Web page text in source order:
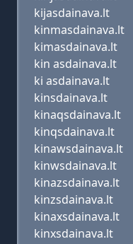
kijasdainava.lt
kinmasdainava.lt
kimasdainava.lt
kin asdainava.lt
ki asdainava.lt
kinsdainava.lt
kinaqsdainava.lt
kinqsdainava.lt
kinawsdainava.lt
kinwsdainava.lt
kinazsdainava.lt
kinzsdainava.lt
kinaxsdainava.lt
kinxsdainava.lt